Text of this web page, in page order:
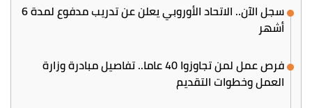
سجل الآن.. الاتحاد الأوروبي يعلن عن تدريب مدفوع لمدة 6
أشهر
فرص عمل لمن تجاوزوا 40 عاما.. تفاصيل مبادرة وزارة
العمل وخطوات التقديم